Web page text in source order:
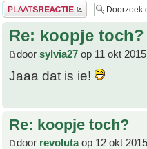
Plaats een reactie
Re: koopje toch?
door sylvia27 op 11 okt
Jaaa dat is ie!
Re: koopje toch?
door revolutaop 12 okt